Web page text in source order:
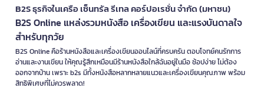
B2S ธุรกิจในเครือ เซ็นทรัล รีเทล คอร์ปอเรชั่น จำกัด (มหาชน)
B2S Online แหล่งรวมหนังสือ เครื่องเขียน และแรงบันดาลใจ
สำหรับทุกวัย
B2S Online คือร้านหนังสือและเครื่องเขียนออนไลน์ที่ครบครัน ตอบโจทย์คนรักการ
อ่านและงานเขียน ให้คุณรู้สึกเหมือนมีร้านหนังสือใกล้ฉันอยู่ในมือ ช้อปง่าย ไม่ต้อง
ออกจากบ้าน เพราะ b2s มีทั้งหนังสือหลากหลายแนวและเครื่องเขียนคุณภาพ พร้อม
สิทธิพิเศษที่ไม่ควรพลาด!